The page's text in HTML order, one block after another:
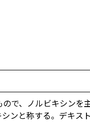
で、ノルビキシンを
ンと称する。デキス